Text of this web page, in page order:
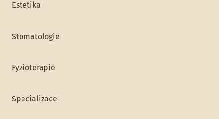
Estetika
Stomatologie
Fyzioterapie
Specializace
MUDr. Zuzana Čepická Líbalová